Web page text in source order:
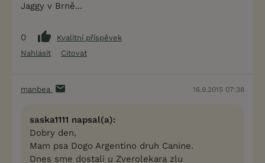
Jaggy v Brně...
0
Kvalitní příspěvek
Nahlásit
Citovat
manbea 16.9.2015 07:38
saska1111 napsal(a):
Dobry den,
Mam psa Dogo Argentino druh Canine.
Dnes sme dostali u Zverolekara zlu